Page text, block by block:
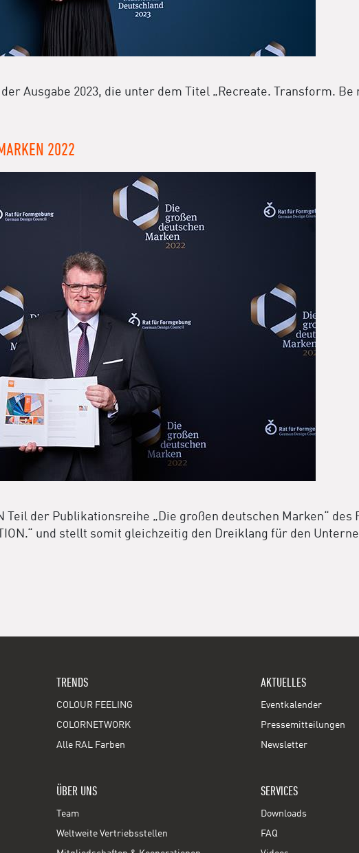
der Ausgabe 2023, die unter dem Titel „Recreate. Transform.
2022
Teil der Publikationsreihe „Die großen deutschen Marken“
und stellt somit gleichzeitig den Dreiklang für den
TRENDS
COLOUR FEELING
COLORNETWORK
Alle RAL Farben
ÜBER UNS
Team
Weltweite Vertriebsstellen
AKTUELLES
Eventkalender
Pressemitteilungen
Newsletter
SERVICES
Downloads
FAQ